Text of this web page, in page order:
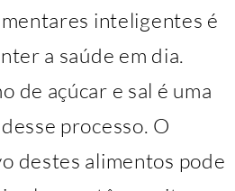
inteligentes é
a saúde em dia.
de açúcar e sal é uma
processo. O
destes alimentos pode